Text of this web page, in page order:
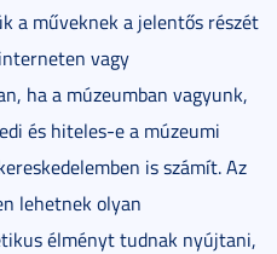
a műveknek a jelentős részét
vagy
ha a múzeumban vagyunk,
és hiteles-e a múzeumi
is számít. Az
lehetnek olyan
élményt tudnak nyújtani,